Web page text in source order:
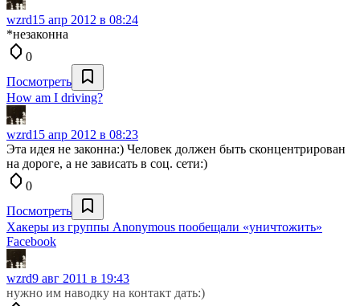
wzrd15 апр 2012 в 08:24
*незаконна
0
Посмотреть
How am I driving?
wzrd15 апр 2012 в 08:23
Эта идея не законна:) Человек должен быть сконцентрирован
на дороге, а не зависать в соц. сети:)
0
Посмотреть
Хакеры из группы Anonymous пообещали «уничтожить»
Facebook
wzrd9 авг 2011 в 19:43
нужно им наводку на контакт дать:)